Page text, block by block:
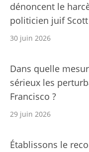
dénoncent le
politicien juif
30 juin 2026
Dans quelle
sérieux les
Francisco ?
29 juin 2026
Établissons le